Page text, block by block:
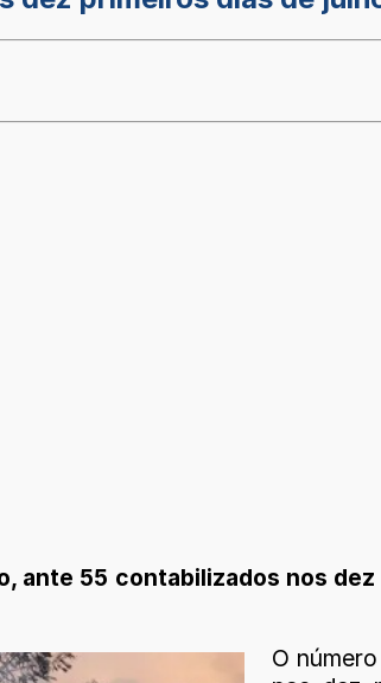
ante 55 contabilizados nos
O